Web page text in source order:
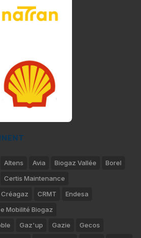
Altens Avia Biogaz Vallée
Borel
Certis Maintenance
Créagaz CRMT
Endesa
Mobilité Biogaz
Gaz'up Gazie
Gecos